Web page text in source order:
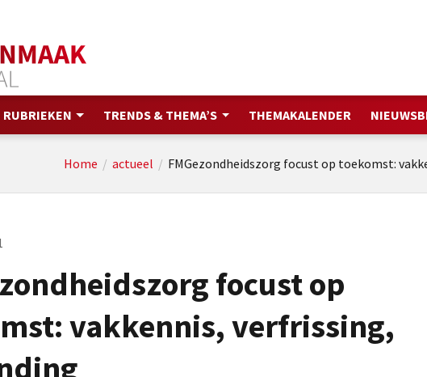
RUBRIEKEN TRENDS & THEMA’S THEMAKALENDER
Home / actueel / FMGezondheidszorg focust op toekomst:
focust op
vakkennis, verfrissing,